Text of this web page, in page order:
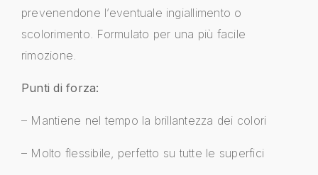
prevenendone l’eventuale ingiallimento o
scolorimento. Formulato per una più facile
rimozione.
Punti di forza:
– Mantiene nel tempo la brillantezza dei colori
– Molto flessibile, perfetto su tutte le superfici